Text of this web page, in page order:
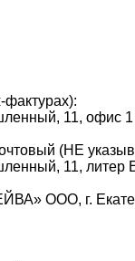
фактурах):
11, офис 1
(НЕ
11, литер
ООО, г.